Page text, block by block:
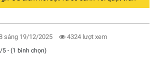
sáng 19/12/2025 4324 lượt xem
5 - (1 bình chọn)